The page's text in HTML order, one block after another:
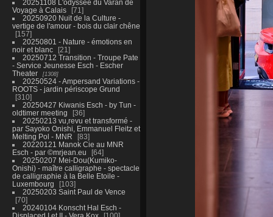
20251108 L'odyssée du Varan de
Voyage à Calais
71
20250920 Nuit de la Culture -
vertige de l'amour - bois du clair chêne
157
20250801 - Nature - émotions en
noir et blanc
21
20250712 Transition - Troupe Pate
- Service Jeunesse Esch - Escher
Theater
1308
20250524 - Ampersand Variations -
ROOTS - jardin périscope Grund
310
20250427 Kiwanis Esch - by Tun -
oldtimer meeting
36
20250213 vu,revu et transformé -
par Sayoko Onishi, Emmanuel Fleitz et
Melting Pol - MNR
83
20220121 Manok Cie au MNR
Esch - par ©mrjean.eu
64
20250207 Mei-Dou(Kumiko-
Onishi) - maître calligraphe - spectacle
de calligraphie à la Belle Etoile -
Luxembourg
103
20250203 Saint Paul de Vence
70
20240104 Konscht Hal Esch -
Displaced I et II - Vera Kox
100